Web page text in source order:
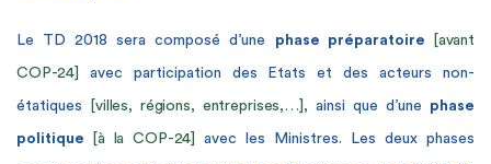
Le TD 2018 sera composé d’une phase préparatoire [avant
COP-24] avec participation des Etats et des acteurs non-
étatiques [villes, régions, entreprises,…] , ainsi que d’une phase
politique [à la COP-24]avec les Ministres. Les deux phases